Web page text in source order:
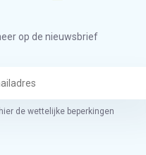
op de nieuwsbrief
de wettelijke beperkingen